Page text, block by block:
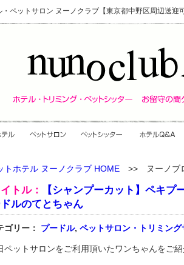
ペットサロン ヌーノクラブ【東京都中野区周辺送迎可
トホテル ヌーノクラブ HOME >> ヌーノブ
トル：
【シャンプーカット】ペキ
ルのてとちゃん
ゴリー： プードル, ペットサロン・トリミン
ペットサロンをご利用頂いたワンちゃんをご紹